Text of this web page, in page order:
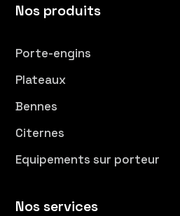
Nos produits
Porte-engins
Plateaux
Bennes
Citernes
Equipements sur porteur
Nos services